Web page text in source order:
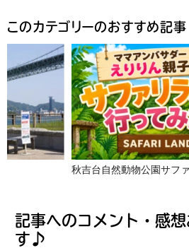
このカテゴリーのおすすめ記事
記事へのコメント・感
す♪